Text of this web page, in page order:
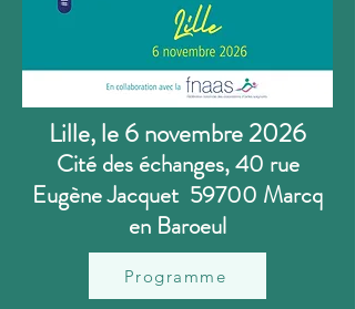
Lille, le 6 novembre 2026
Cité des échanges, 40 rue
Eugène Jacquet 59700 Marcq
en Baroeul
Programme